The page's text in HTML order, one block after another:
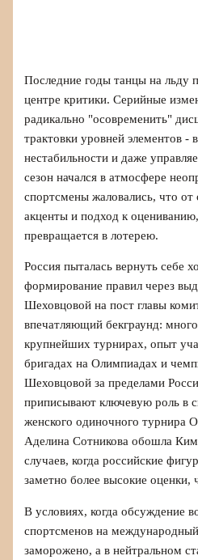
Последние годы танцы на льду
центре критики. Серийные
радикально "осовременить"
трактовки уровней элементов -
нестабильности и даже
сезон начался в атмосфере
спортсмены жаловались, что от
акценты и подход к
превращается в лотерею.
Россия пыталась вернуть себе
формирование правил через
Шеховцовой на пост главы
впечатляющий бекграунд:
крупнейших турнирах, опыт
бригадах на Олимпиадах и
Шеховцовой за пределами
приписывают ключевую роль в
женского одиночного турнира
Аделина Сотникова обошла
случаев, когда российские
заметно более высокие оценки,
В условиях, когда обсуждение
спортсменов на
заморожено, а в нейтральном